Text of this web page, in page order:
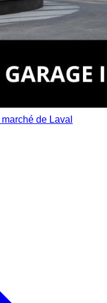
de Laval